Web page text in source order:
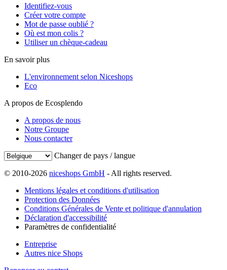
Identifiez-vous
Créer votre compte
Mot de passe oublié ?
Où est mon colis ?
Utiliser un chèque-cadeau
En savoir plus
L'environnement selon Niceshops
Eco
A propos de Ecosplendo
A propos de nous
Notre Groupe
Nous contacter
Changer de pays / langue
© 2010-2026 niceshops GmbH - All rights reserved.
Mentions légales et conditions d'utilisation
Protection des Données
Conditions Générales de Vente et politique d'annulation
Déclaration d'accessibilité
Paramètres de confidentialité
Entreprise
Autres nice Shops